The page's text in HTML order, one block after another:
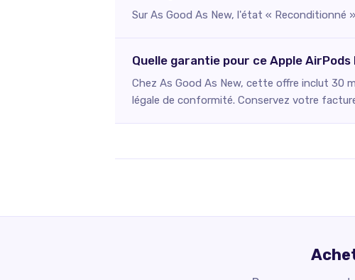
Sur As Good As New, l'état «
Quelle garantie pour ce Apple
Chez As Good As New, cette offre inclut 30
légale de conformité. Conservez votre